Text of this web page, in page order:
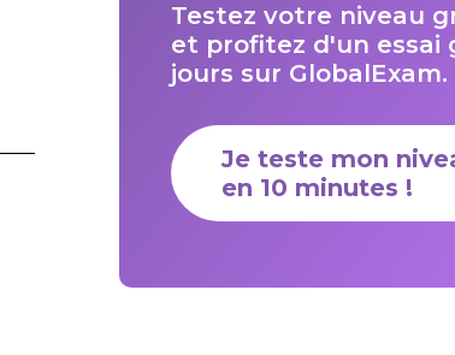
Testez votre niveau
et profitez d'un essai
jours sur GlobalExam.
Je teste mon
en 10 minutes !